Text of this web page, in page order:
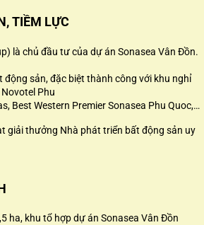
TIỀM LỰC
là chủ đầu tư của dự án Sonasea Vân Đồn.
sản, đặc biệt thành công với khu nghỉ
Phu
Best Western Premier Sonasea Phu Quoc,…
giải thưởng Nhà phát triển bất động sản uy
ha, khu tổ hợp dự án Sonasea Vân Đồn